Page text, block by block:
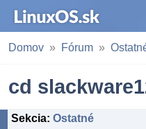
Domov Fórum
cd
Sekcia: Ostatné